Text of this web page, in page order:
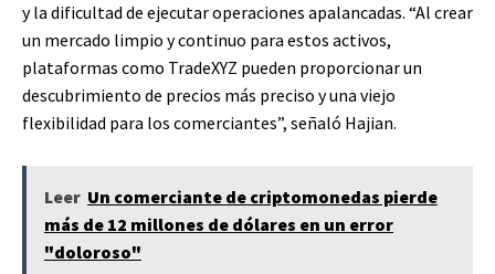
y la dificultad de ejecutar operaciones apalancadas. “Al crear
un mercado limpio y continuo para estos activos,
plataformas como TradeXYZ pueden proporcionar un
descubrimiento de precios más preciso y una viejo
flexibilidad para los comerciantes”, señaló Hajian.
Leer Un comerciante de criptomonedas pierde
más de 12 millones de dólares en un error
"doloroso"